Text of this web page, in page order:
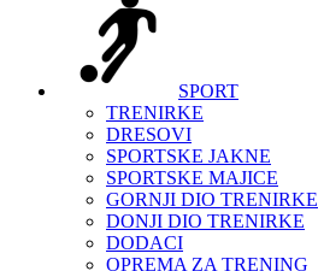
SPORT
TRENIRKE
DRESOVI
SPORTSKE JAKNE
SPORTSKE MAJICE
GORNJI DIO TRENIRKE
DONJI DIO TRENIRKE
DODACI
OPREMA ZA TRENING